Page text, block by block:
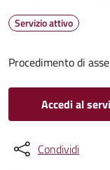
Servizio attivo
Procedimento di
Accedi al
Condividi